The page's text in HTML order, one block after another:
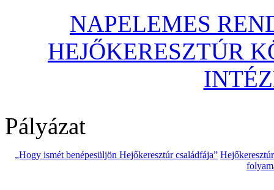
NAPELEMES
HEJŐKERESZTÚR
Pályázat
„Hogy ismét benépesüljön Hejőkeresztúr családfája”